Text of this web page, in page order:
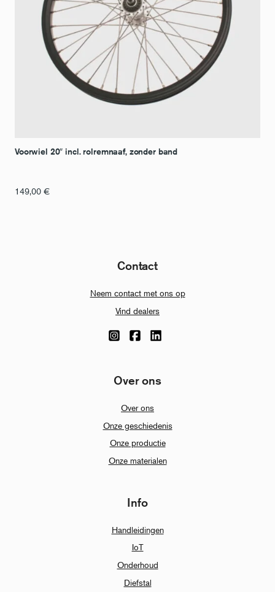
Voorwiel 20″ incl. rolremnaaf, zonder band
149,00 €
Contact
Neem contact met ons op
Vind dealers
Over ons
Over ons
Onze geschiedenis
Onze productie
Onze materialen
Info
Handleidingen
IoT
Onderhoud
Diefstal